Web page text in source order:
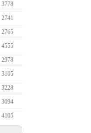
3778
2741
2765
4555
2978
3105
3228
3094
4105